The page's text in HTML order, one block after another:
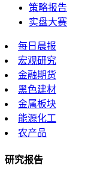
策略报告
实盘大赛
每日晨报
宏观研究
金融期货
黑色建材
金属板块
能源化工
农产品
研究报告